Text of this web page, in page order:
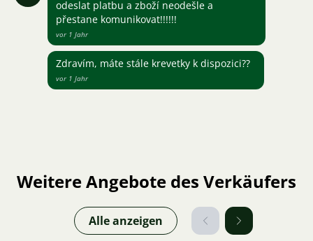
odeslat platbu a zboží neodešle a
přestane komunikovat!!!!!!
vor 1 Jahr
Zdravím, máte stále krevetky k dispozici??
vor 1 Jahr
Weitere Angebote des Verkäufers
Alle anzeigen